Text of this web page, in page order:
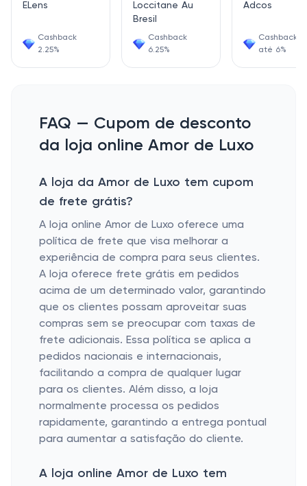
ELens
Cashback
2.25%
Loccitane Au
Bresil
Cashback
6.25%
Adcos
Cashback
até 6%
FAQ — Cupom de desconto
da loja online Amor de Luxo
A loja da Amor de Luxo tem cupom
de frete grátis?
A loja online Amor de Luxo oferece uma
política de frete que visa melhorar a
experiência de compra para seus clientes.
A loja oferece frete grátis em pedidos
acima de um determinado valor, garantindo
que os clientes possam aproveitar suas
compras sem se preocupar com taxas de
frete adicionais. Essa política se aplica a
pedidos nacionais e internacionais,
facilitando a compra de qualquer lugar
para os clientes. Além disso, a loja
normalmente processa os pedidos
rapidamente, garantindo a entrega pontual
para aumentar a satisfação do cliente.
A loja online Amor de Luxo tem